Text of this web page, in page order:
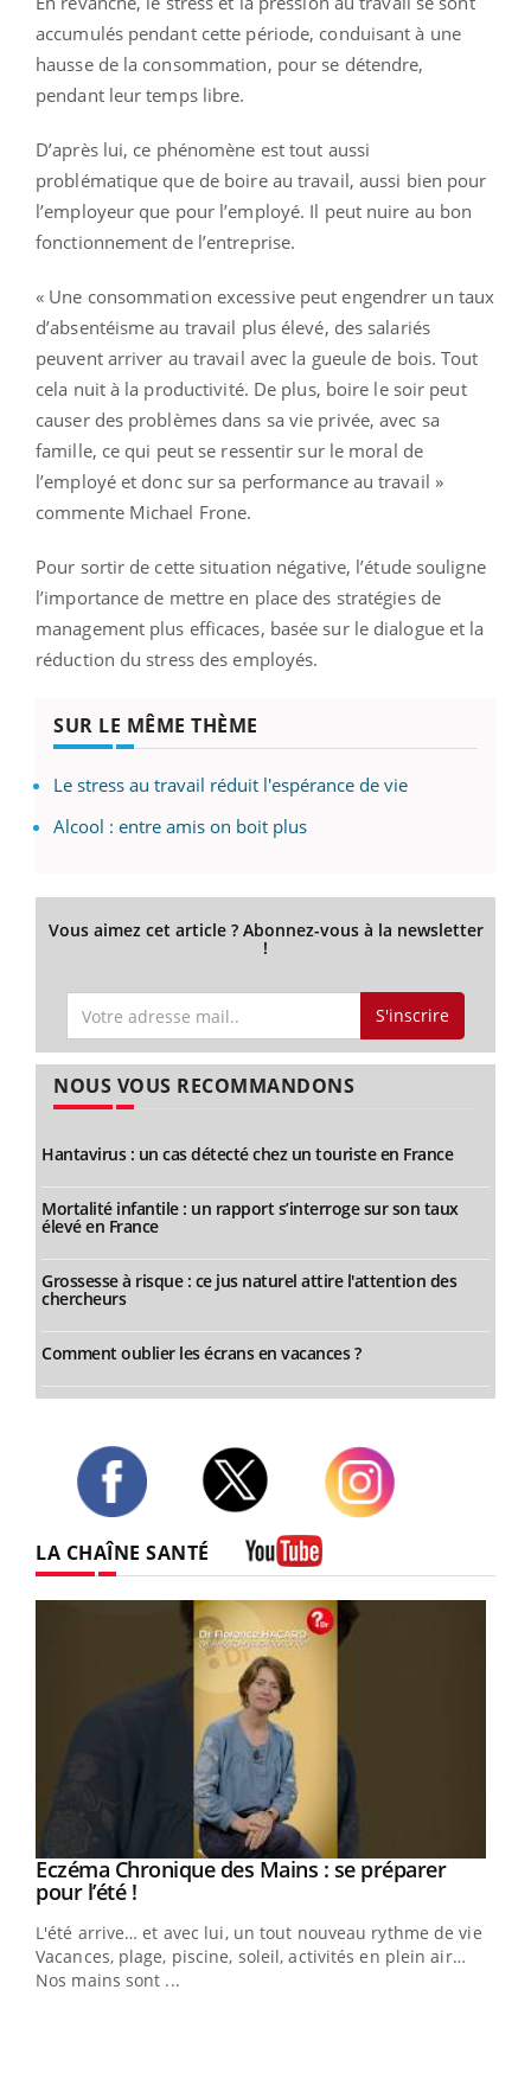
accumulés pendant cette période, conduisant à une
hausse de la consommation, pour se détendre,
pendant leur temps libre.
D’après lui, ce phénomène est tout aussi
problématique que de boire au travail, aussi bien pour
l’employeur que pour l’employé. Il peut nuire au bon
fonctionnement de l’entreprise.
« Une consommation excessive peut engendrer un taux
d’absentéisme au travail plus élevé, des salariés
peuvent arriver au travail avec la gueule de bois. Tout
cela nuit à la productivité. De plus, boire le soir peut
causer des problèmes dans sa vie privée, avec sa
famille, ce qui peut se ressentir sur le moral de
l’employé et donc sur sa performance au travail »
commente Michael Frone.
Pour sortir de cette situation négative, l’étude souligne
l’importance de mettre en place des stratégies de
management plus efficaces, basée sur le dialogue et la
réduction du stress des employés.
SUR LE MÊME THÈME
Le stress au travail réduit l'espérance de vie
Alcool : entre amis on boit plus
Vous aimez cet article ? Abonnez-vous à la newsletter
!
S'inscrire
NOUS VOUS RECOMMANDONS
Hantavirus : un cas détecté chez un touriste en France
Mortalité infantile : un rapport s’interroge sur son taux
élevé en France
Grossesse à risque : ce jus naturel attire l'attention des
chercheurs
Comment oublier les écrans en vacances ?
LA CHAÎNE SANTÉ
Youtube
Eczéma Chronique des Mains : se préparer
pour l’été !Youtube
L'été arrive… et avec lui, un tout nouveau rythme de vie !
Vacances, plage, piscine, soleil, activités en plein air…
Nos mains sont ...